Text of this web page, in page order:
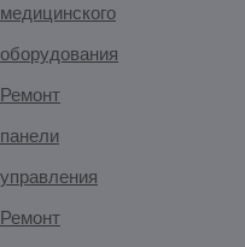
медицинского
оборудования
Ремонт
панели
управления
Ремонт